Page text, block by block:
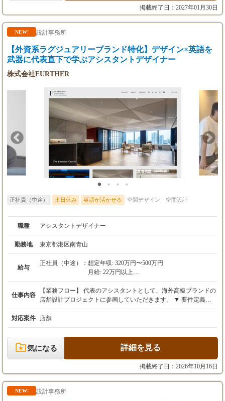
（基本〜実施設計） ・クライアントとの打ち合わせおよび設計提
案 ・プロジェクトの進行管理および関係各所との調整 ・海外拠
点との設計連携・調整業務 ・ジュニアデザイナーの指導・サポー
ト ■デザイナー ・高級ホテル、ラグジュアリー住宅、商業空間に
・パース・プレゼン資料の作成サポート ・マテリアル選定・サン
プル管理補助 ・社内外メンバーとの基本的な調整業務
掲載終了日：2027年01月30日
NEW! 設計事務所
【外資系ラグジュアリーブランド特化】デザイン×英語を
武器に代表直下で学ぶアシスタントデザイナー
株式会社FURTHER
正社員（中途） 土日休み 英語が活かせる 空間デザイン・空間設計
職種 アシスタントデザイナー
勤務地 東京都港区南青山
給与
正社員（中途）： 想定年収: 320万円〜500万円
月給: 22万円以上
※経験・スキルを考慮の上、決定いたします。
※賞与：年2回（業績による）
※諸手当：通勤手当（規定支給）、残業手当
（実績に応じて別途支給）
仕事内容
【業務フロー】 代表のアシスタントとして、海外高級ブランドの
店舗設計プロジェクトに参画していただきます。 ▼ 要件定義・
ミーティングへの同席 海外本国のデザイナーとの英語会議に参加
し、プロジェクトの方向性やデザイン要件を共有します。議事録
の作成も担当します。 ▼ 図面制作・修正対応 代表の指示やフィ
ードバックに基づき、店舗レイアウトやインテリアの詳細な図面
を作成・修正します。 ▼ マテリアルの手配と管理 ブランドのコ
ンセプトを正確に表現するため、必要な内装素材やマテリアルサ
ティチェック 国内の施工会社への指示や連絡業務を担当。実際の
現場へ同行し、設計通りに進んでいるかの最終確認を行います。
【キャリアにつながる経験のポイント】 ■ 代表直下での実践的ス
対応案件 店舗
気になる 詳細を見る
掲載終了日：2026年10月16日
NEW! 設計事務所